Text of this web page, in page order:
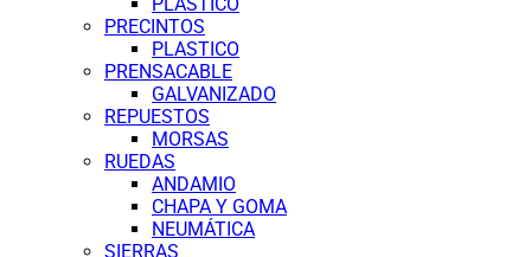
PRECINTOS
PLASTICO
PRENSACABLE
GALVANIZADO
REPUESTOS
MORSAS
RUEDAS
ANDAMIO
CHAPA Y GOMA
NEUMÁTICA
SIERRAS